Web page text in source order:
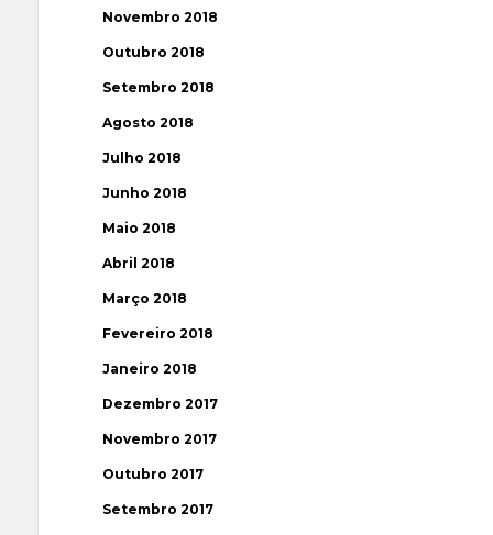
Novembro 2018
Outubro 2018
Setembro 2018
Agosto 2018
Julho 2018
Junho 2018
Maio 2018
Abril 2018
Março 2018
Fevereiro 2018
Janeiro 2018
Dezembro 2017
Novembro 2017
Outubro 2017
Setembro 2017